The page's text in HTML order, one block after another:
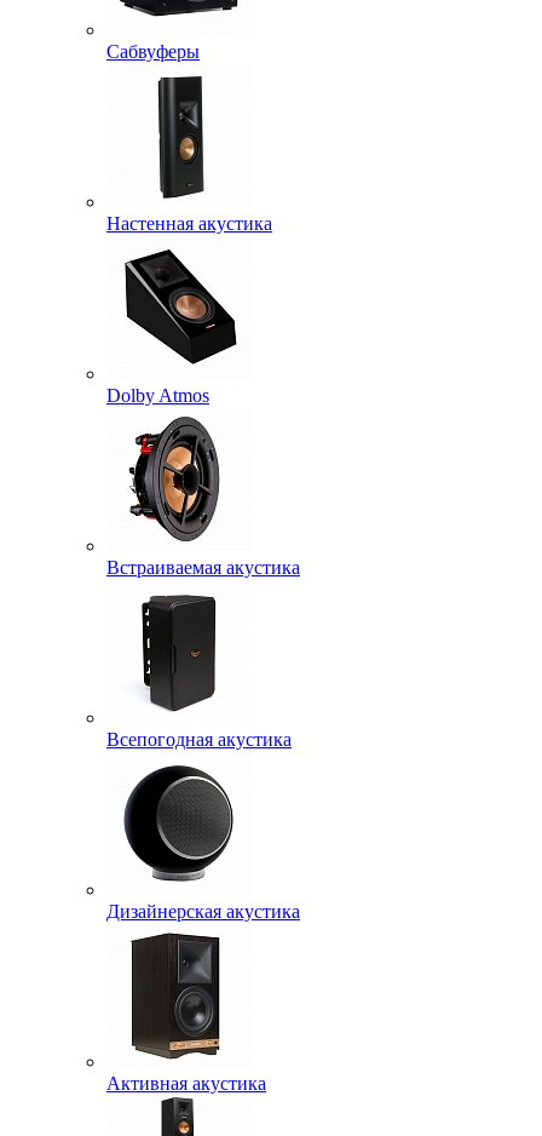
Сабвуферы
Настенная акустика
Dolby Atmos
Встраиваемая акустика
Всепогодная акустика
Дизайнерская акустика
Активная акустика